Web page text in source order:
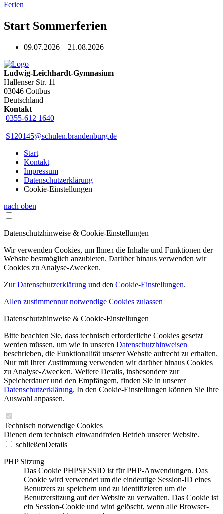
Ferien
Start Sommerferien
09.07.2026 – 21.08.2026
Ludwig-Leichhardt-Gymnasium
Hallenser Str. 11
03046 Cottbus
Deutschland
Kontakt
0355-612 1640
S120145@schulen.brandenburg.de
Start
Kontakt
Impressum
Datenschutzerklärung
Cookie-Einstellungen
nach oben
Datenschutzhinweise & Cookie-Einstellungen
Wir verwenden Cookies, um Ihnen die Inhalte und Funktionen der
Website bestmöglich anzubieten. Darüber hinaus verwenden wir
Cookies zu Analyse-Zwecken.
ZurDatenschutzerklärung und den Cookie-Einstellungen.
Allen zustimmennur notwendige Cookies zulassen
Datenschutzhinweise & Cookie-Einstellungen
Bitte beachten Sie, dass technisch erforderliche Cookies gesetzt
werden müssen, um wie in unseren Datenschutzhinweisen
beschrieben, die Funktionalität unserer Website aufrecht zu erhalten.
Nur mit Ihrer Zustimmung verwenden wir darüber hinaus Cookies
zu Analyse-Zwecken. Weitere Details, insbesondere zur
Speicherdauer und den Empfängern, finden Sie in unserer
Datenschutzerklärung. In den Cookie-Einstellungen können Sie Ihre
Auswahl anpassen.
Technisch notwendige Cookies
Dienen dem technisch einwandfreien Betrieb unserer Website.
schließenDetails
PHP Sitzung
Das Cookie PHPSESSID ist für PHP-Anwendungen. Das
Cookie wird verwendet um die eindeutige Session-ID eines
Benutzers zu speichern und zu identifizieren um die
Benutzersitzung auf der Website zu verwalten. Das Cookie ist
ein Session-Cookie und wird gelöscht, wenn alle Browser-